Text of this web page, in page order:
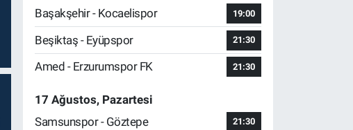
Başakşehir - Kocaelispor
19:00
Beşiktaş - Eyüpspor 21:30
Amed - Erzurumspor FK 21:30
17 Ağustos, Pazartesi
Samsunspor - Göztepe
21:30